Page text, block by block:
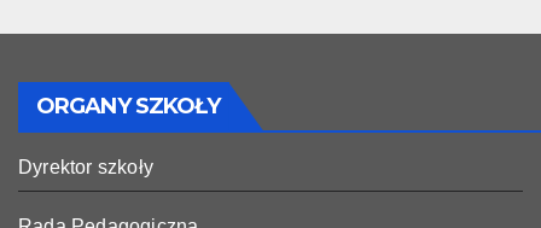
ORGANY SZKOŁY
Dyrektor szkoły